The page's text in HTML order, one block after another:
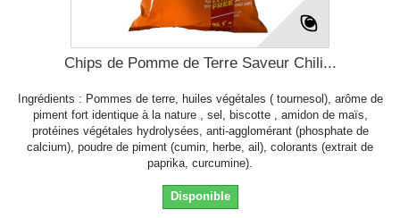
Chips de Pomme de Terre Saveur Chili...
Ingrédients : Pommes de terre, huiles végétales ( tournesol), arôme de
piment fort identique à la nature , sel, biscotte , amidon de maïs,
protéines végétales hydrolysées, anti-agglomérant (phosphate de
calcium), poudre de piment (cumin, herbe, ail), colorants (extrait de
paprika, curcumine).
Disponible